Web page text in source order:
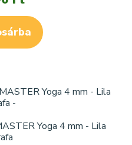
Yoga 4 mm - Lila